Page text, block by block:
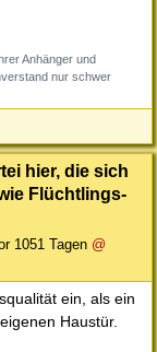
Anhänger und
nur schwer
hier, die sich
Flüchtlings-
1051 Tagen @
ein, als ein
Haustür.